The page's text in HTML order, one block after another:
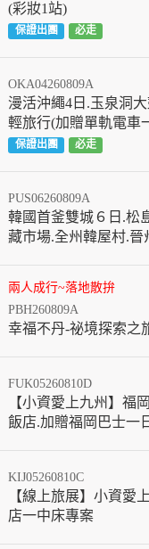
(彩妝1站)
保證出團 必走
OKA04260809A
漫活沖繩4日.玉泉洞
輕旅行(加贈單軌電車
保證出團 必走
PUS06260809A
韓國首釜雙城６日.松
藏市場.全州韓屋村.晉
兩人成行~落地散拚
PBH260809A
幸福不丹-祕境探索之
FUK05260810D
【小資愛上九州】福
飯店.加贈福岡巴士一
KIJ05260810C
【線上旅展】小資愛
店一中床專案